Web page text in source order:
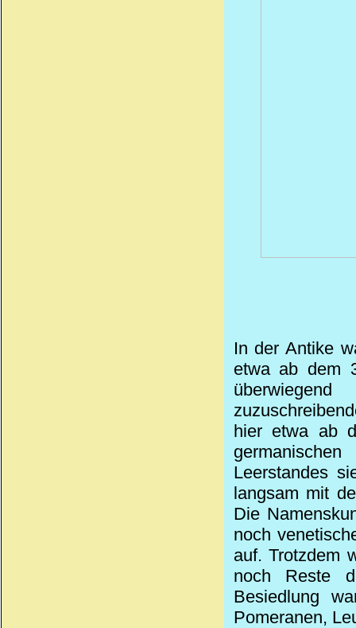
In der Antike
etwa ab dem
hier etwa ab
Leerstandes
langsam mit
Die
noch
auf. Trotzdem
noch Reste
Besiedlung
Pomeranen,